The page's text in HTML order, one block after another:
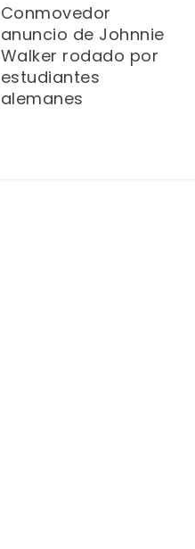
Conmovedor
anuncio de Johnnie
Walker rodado por
estudiantes
alemanes